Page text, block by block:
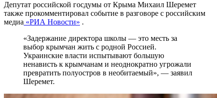
Депутат российской госдумы от Крыма Михаил Шеремет
также прокомментировал событие в разговоре с российским
медиа «РИА Новости» .
«Задержание директора школы — это месть за
выбор крымчан жить с родной Россией.
Украинские власти испытывают большую
ненависть к крымчанам и неоднократно угрожали
превратить полуостров в необитаемый», — заявил
Шеремет.